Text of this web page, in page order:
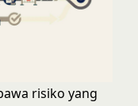
risiko yang